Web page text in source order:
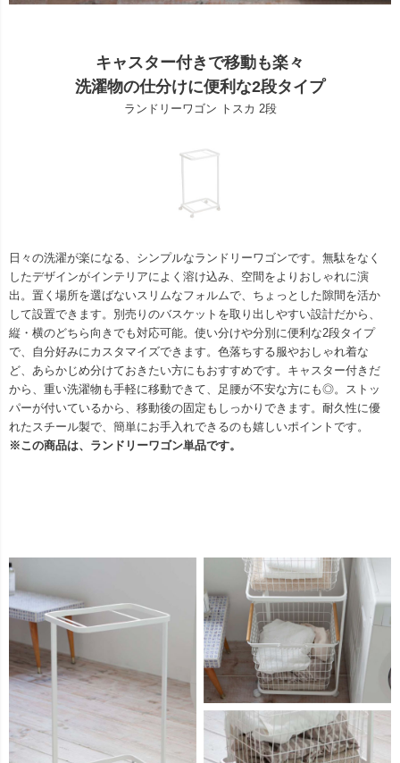
キャスター付きで移動も楽々
洗濯物の仕分けに便利な2段タイプ
ランドリーワゴン トスカ 2段
日々の洗濯が楽になる、シンプルなランドリーワゴンです。無駄をなく
したデザインがインテリアによく溶け込み、空間をよりおしゃれに演
出。置く場所を選ばないスリムなフォルムで、ちょっとした隙間を活か
して設置できます。別売りのバスケットを取り出しやすい設計だから、
縦・横のどちら向きでも対応可能。使い分けや分別に便利な2段タイプ
で、自分好みにカスタマイズできます。色落ちする服やおしゃれ着な
ど、あらかじめ分けておきたい方にもおすすめです。キャスター付きだ
から、重い洗濯物も手軽に移動できて、足腰が不安な方にも◎。ストッ
パーが付いているから、移動後の固定もしっかりできます。耐久性に優
れたスチール製で、簡単にお手入れできるのも嬉しいポイントです。
※この商品は、ランドリーワゴン単品です。